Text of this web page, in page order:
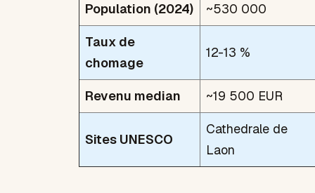
Population (2024) ~530 000
Taux de
chomage
12-13 %
Revenu median ~19 500 EUR
Sites UNESCO
Cathedrale de
Laon